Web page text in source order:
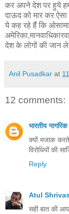
कर अपने देश पर हुये
दाऊद को मार कर
ये कह रहे हैं कि ओसामा
देश के लोगों की जान
Anil Pusadkar at
12 comments:
भारतीय
क्यों मजाक
विरोधियों की
Reply
Atul
सही बात की